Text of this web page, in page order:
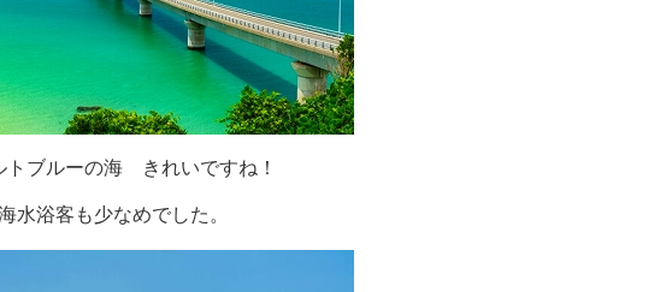
トブルーの海 きれいですね！
水浴客も少なめでした。